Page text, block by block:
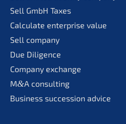
Sell GmbH Taxes
Calcu­la­te enter­pri­se value
Sell compa­ny
Due Diligence
Compa­ny exchange
M&A consul­ting
Business succes­si­on advice